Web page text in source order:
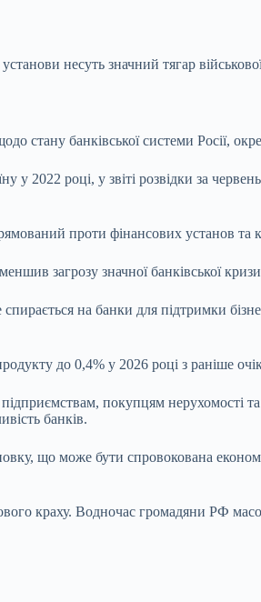
несуть значний тягар
стану банківської системи Росії,
2022 році, у звіті розвідки за
проти фінансових установ
загрозу значної банківської кризи
на банки для підтримки
до 0,4% у 2026 році з раніше
покупцям нерухомості
банків.
що може бути спровокована
краху. Водночас громадяни РФ